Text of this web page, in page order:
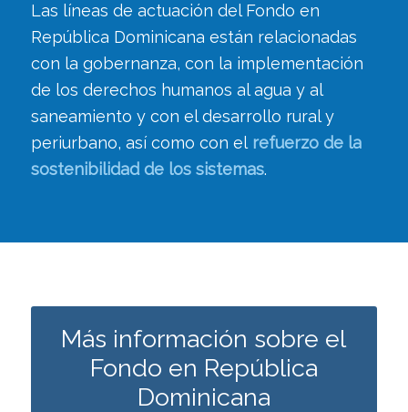
Las líneas de actuación del Fondo en
República Dominicana están relacionadas
con la gobernanza, con la implementación
de los derechos humanos al agua y al
saneamiento y con el desarrollo rural y
periurbano, así como con el refuerzo de la
sostenibilidad de los sistemas.
Más información sobre el
Fondo en República
Dominicana